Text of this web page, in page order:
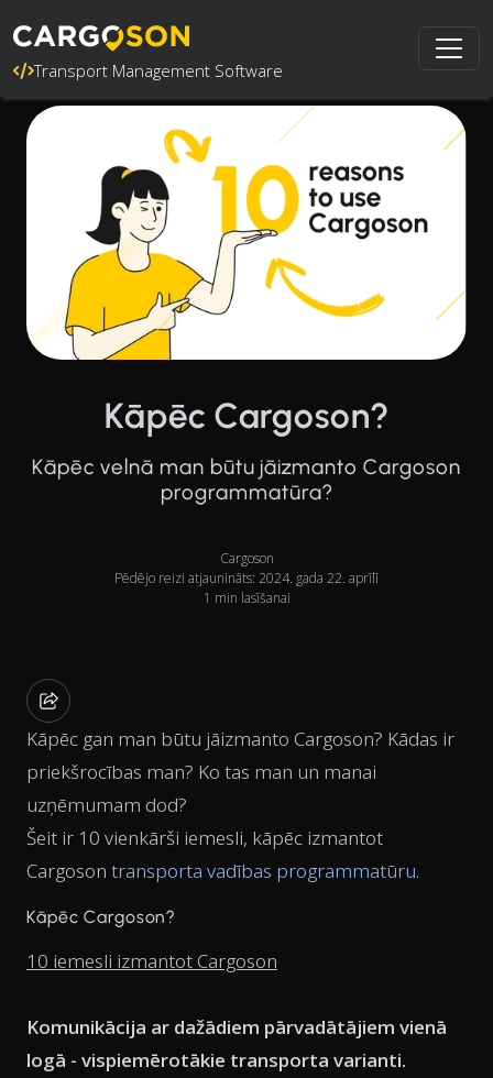
Transport Management Software
Kāpēc Cargoson?
Kāpēc velnā man būtu jāizmanto Cargoson
programmatūra?
Cargoson
Pēdējo reizi atjaunināts: 2024. gada 22. aprīlī
1 min lasīšanai
Kāpēc gan man būtu jāizmanto Cargoson? Kādas ir
priekšrocības man? Ko tas man un manai
uzņēmumam dod?
Šeit ir 10 vienkārši iemesli, kāpēc izmantot
Cargoson transporta vadības programmatūru.
Kāpēc Cargoson?
10 iemesli izmantot Cargoson
Komunikācija ar dažādiem pārvadātājiem vienā
logā - vispiemērotākie transporta varianti.